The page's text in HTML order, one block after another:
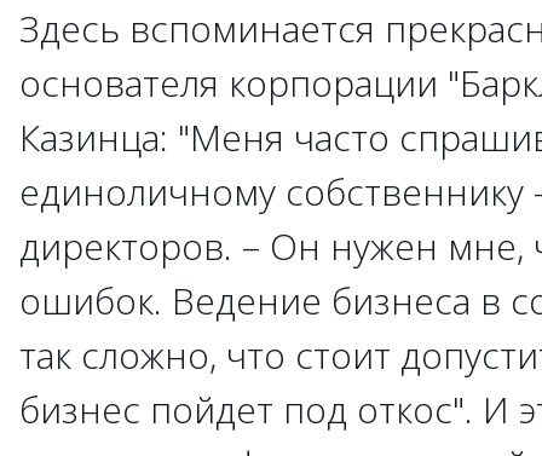
Здесь вспоминается
основателя корпорации
Казинца: "Меня часто
единоличному собственнику
директоров. – Он нужен мне,
ошибок. Ведение бизнеса в
так сложно, что стоит
бизнес пойдет под откос". И